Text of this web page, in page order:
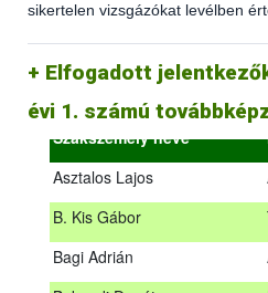
sikertelen vizsgázókat levélben
Elfogadott
évi 1. számú
(az erdőgazdálkodást és az
hatályos jogszabályokról és
általános továbbképzés)
2018.09.18. – 2018.09.19.
Szakszemély neve
Asztalos Lajos
B. Kis Gábor
Bagi Adrián
Az alábbiakban tesszük közzé
megrendezett erdészeti